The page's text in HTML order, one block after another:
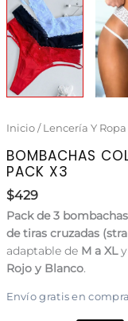
Inicio/ Lencería Y
BOMBACHAS
PACK X3
$429
Pack de 3
de tiras cruzadas
adaptable de M a XLy
Rojo y Blanco.
Envío gratis en